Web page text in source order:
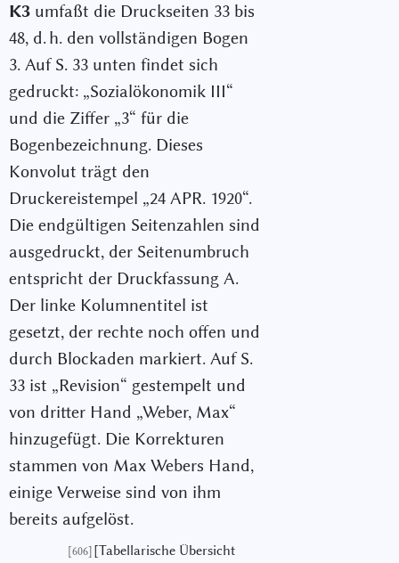
K3 umfaßt die Druckseiten 33 bis
48, d. h. den vollständigen Bogen
3. Auf S. 33 unten findet sich
gedruckt: „Sozialökonomik III“
und die Ziffer „3“ für die
Bogenbezeichnung. Dieses
Konvolut trägt den
Druckereistempel „24 APR. 1920“.
Die endgültigen Seitenzahlen sind
ausgedruckt, der Seitenumbruch
entspricht der Druckfassung A.
Der linke Kolumnentitel ist
gesetzt, der rechte noch offen und
durch Blockaden markiert. Auf S.
33 ist „Revision“ gestempelt und
von dritter Hand „Weber, Max“
hinzugefügt. Die Korrekturen
stammen von Max Webers Hand,
einige Verweise sind von ihm
bereits aufgelöst.
[606] [Tabellarische Übersicht